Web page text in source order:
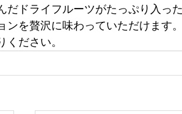
だドライフルーツがたっぷり入っ
ンを贅沢に味わっていただけます
ださい。